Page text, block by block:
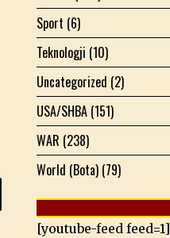
Sport (6)
Teknologji (10)
Uncategorized (2)
USA/SHBA (151)
WAR (238)
World (Bota) (79)
[youtube-feed feed=1]